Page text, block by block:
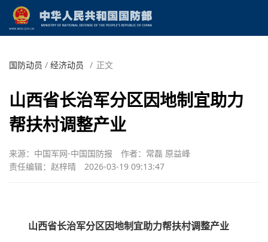
国防动员 / 经济动员 / 正文
山西省长治军分区因地制宜助力
帮扶村调整产业
来源：中国军网-中国国防报
作者：常磊 原益峰
责任编辑：赵梓晴
2026-03-19 09:13:47
山西省长治军分区因地制宜助力帮扶村调整产业